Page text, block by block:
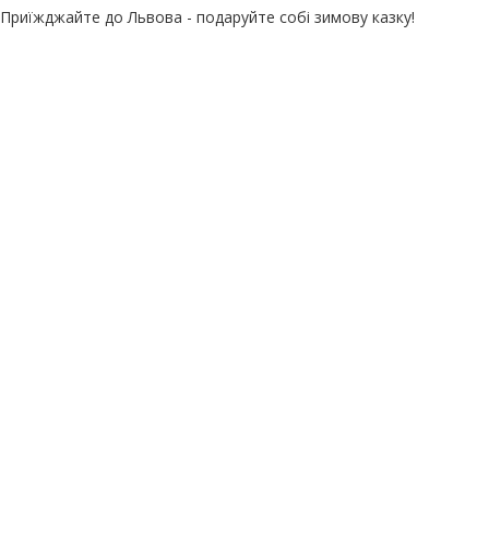
Приїжджайте до Львова - подаруйте собі зимову казку!